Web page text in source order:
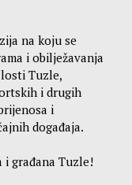
na koju se
i obilježavanja
Tuzle,
i drugih
i
događaja.
i građana Tuzle!